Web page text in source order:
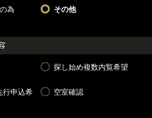
為 その他
探し始め複数内覧希望
行申込希
空室確認